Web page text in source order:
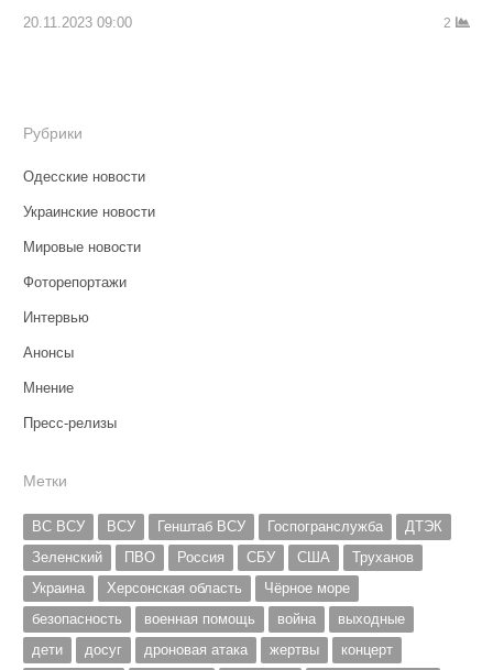
20.11.2023 09:00 2
Рубрики
Одесские новости
Украинские новости
Мировые новости
Фоторепортажи
Интервью
Анонсы
Мнение
Пресс-релизы
Метки
ВС ВСУ ВСУ Генштаб ВСУ Госпогранслужба
ДТЭК
Зеленский
ПВО Россия СБУ США
Труханов
Украина
Херсонская область
Чёрное море
безопасность
военная помощь война
выходные
дети
досуг дроновая атака жертвы
концерт